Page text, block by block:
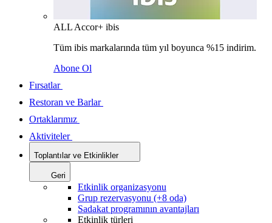
ALL Accor+ ibis
Tüm ibis markalarında tüm yıl boyunca %15 indirim.
Abone Ol
Fırsatlar
Restoran ve Barlar
Ortaklarımız
Aktiviteler
Toplantılar ve Etkinlikler
Geri
Etkinlik organizasyonu
Grup rezervasyonu (+8 oda)
Sadakat programının avantajları
Etkinlik türleri